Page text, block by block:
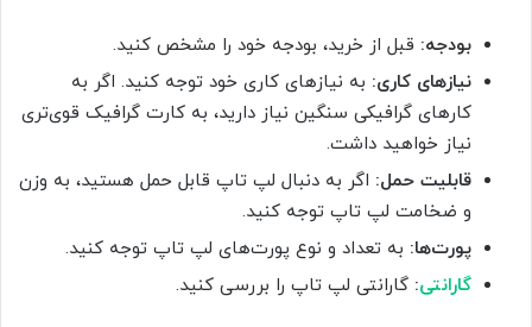
بودجه: قبل از خرید، بودجه خود را مشخص کنید.
نیازهای کاری: به نیازهای کاری خود توجه کنید. اگر به
کارهای گرافیکی سنگین نیاز دارید، به کارت گرافیک قوی‌تری
نیاز خواهید داشت.
قابلیت حمل: اگر به دنبال لپ تاپ قابل حمل هستید، به وزن
و ضخامت لپ تاپ توجه کنید.
پورت‌ها: به تعداد و نوع پورت‌های لپ تاپ توجه کنید.
گارانتی: گارانتی لپ تاپ را بررسی کنید.